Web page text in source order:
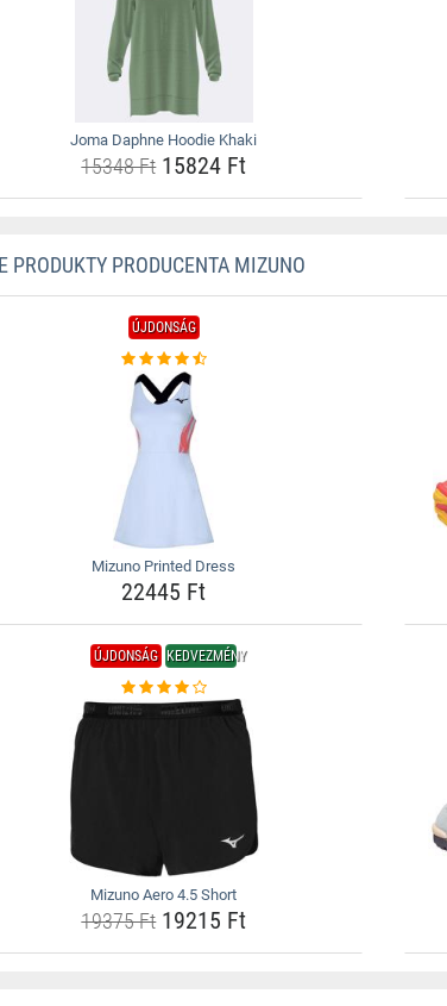
Joma Daphne Hoodie Khaki
15348 Ft15824 Ft
PRODUKTY PRODUCENTA MIZUNO
ÚJDONSÁG
Mizuno Printed Dress
22445 Ft
ÚJDONSÁG KEDVEZMÉNY
Mizuno Aero 4.5 Short
19375 Ft19215 Ft